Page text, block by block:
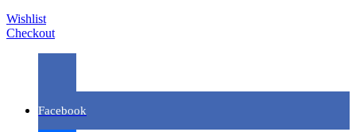
Wishlist
Checkout
Facebook